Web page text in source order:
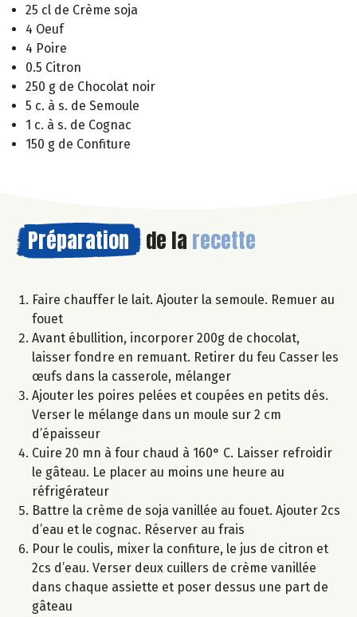
25 cl de Crème soja
4 Oeuf
4 Poire
0.5 Citron
250 g de Chocolat noir
5 c. à s. de Semoule
1 c. à s. de Cognac
150 g de Confiture
Préparation de la recette
Faire chauffer le lait. Ajouter la semoule. Remuer au
fouet
Avant ébullition, incorporer 200g de chocolat,
laisser fondre en remuant. Retirer du feu Casser les
œufs dans la casserole, mélanger
Ajouter les poires pelées et coupées en petits dés.
Verser le mélange dans un moule sur 2 cm
d’épaisseur
Cuire 20 mn à four chaud à 160° C. Laisser refroidir
le gâteau. Le placer au moins une heure au
réfrigérateur
Battre la crème de soja vanillée au fouet. Ajouter 2cs
d’eau et le cognac. Réserver au frais
Pour le coulis, mixer la confiture, le jus de citron et
2cs d’eau. Verser deux cuillers de crème vanillée
dans chaque assiette et poser dessus une part de
gâteau